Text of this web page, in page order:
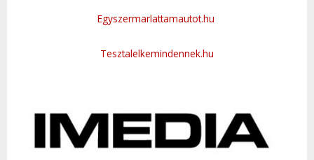
Egyszermarlattamautot.hu
Tesztalelkemindennek.hu